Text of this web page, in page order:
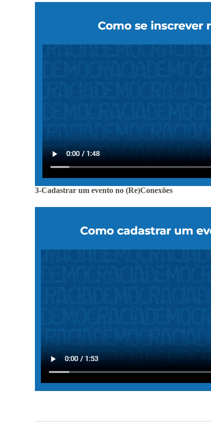
3-Cadastrar um evento no (Re)Conexões